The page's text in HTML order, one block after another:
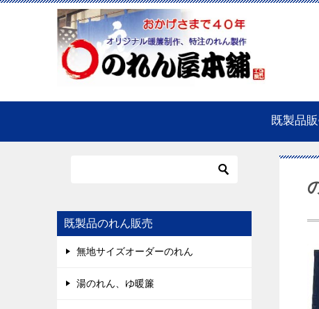
既製品
既製品のれん販売
無地サイズオーダーのれん
湯のれん、ゆ暖簾